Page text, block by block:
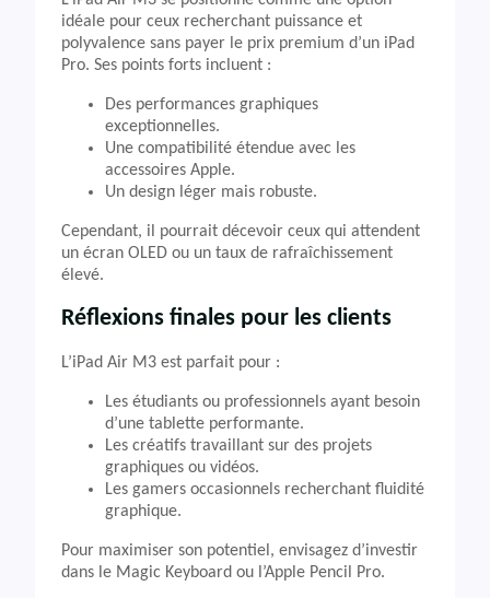
idéale pour ceux recherchant puissance et
polyvalence sans payer le prix premium d’un iPad
Pro. Ses points forts incluent :
Des performances graphiques
exceptionnelles.
Une compatibilité étendue avec les
accessoires Apple.
Un design léger mais robuste.
Cependant, il pourrait décevoir ceux qui attendent
un écran OLED ou un taux de rafraîchissement
élevé.
Réflexions finales pour les clients
L’iPad Air M3 est parfait pour :
Les étudiants ou professionnels ayant besoin
d’une tablette performante.
Les créatifs travaillant sur des projets
graphiques ou vidéos.
Les gamers occasionnels recherchant fluidité
graphique.
Pour maximiser son potentiel, envisagez d’investir
dans le Magic Keyboard ou l’Apple Pencil Pro.